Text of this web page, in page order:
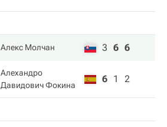
Алекс Молчан 3 6 6
Алехандро
Давидович Фокина
6 1 2